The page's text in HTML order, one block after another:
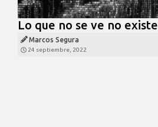
Lo que no se ve no existe
Marcos Segura
24 septiembre, 2022